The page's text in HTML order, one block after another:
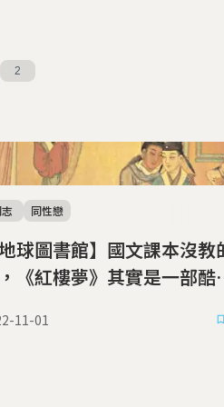
2
地球圖書館】國文課本沒教
《紅樓夢》其實是一部酷
同性戀
11-01